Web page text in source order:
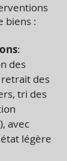
biens :
:
des
des
tri des
avec
légère